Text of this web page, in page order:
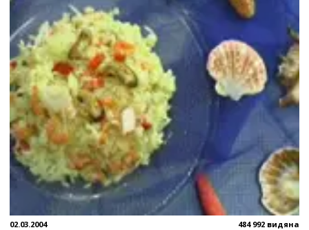
02.03.2004 484 992 видяна